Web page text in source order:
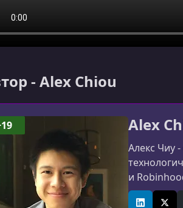
- Alex Chiou
Alex
Алекс Чиу
и